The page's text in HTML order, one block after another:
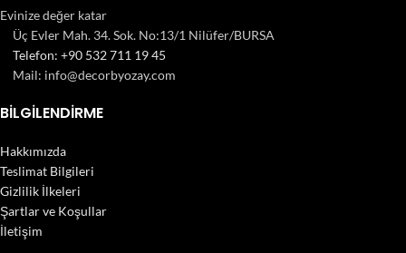
Evinize değer katar
Üç Evler Mah. 34. Sok. No:13/1 Nilüfer/BURSA
Telefon: +90 532 711 19 45
Mail: info@decorbyozay.com
BILGILENDIRME
Hakkımızda
Teslimat Bilgileri
Gizlilik İlkeleri
Şartlar ve Koşullar
İletişim